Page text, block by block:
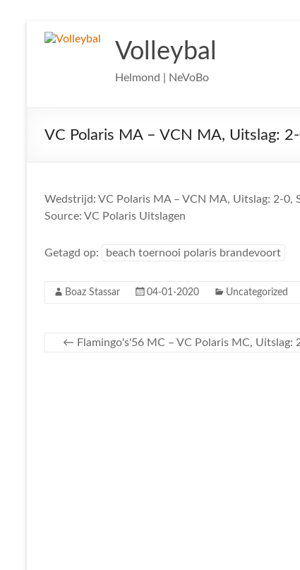
naar
Volleybal
Helmond | NeVoBo
VC Polaris MA – VCN MA, Uitslag:
Wedstrijd: VC Polaris MA – VCN MA, Uitslag: 2-0,
Source: VC Polaris Uitslagen
Getagd op: beach toernooi polaris brandevoort
Boaz Stassar 04-01-2020 Uncategorized
← Flamingo's'56 MC – VC Polaris MC, Uitslag: